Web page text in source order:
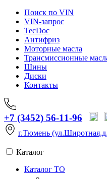
Поиск по VIN
VIN-запрос
TecDoc
Антифриз
Моторные масла
Трансмиссионные
Шины
Диски
Контакты
+7 (3452) 56-11-96
г.Тюмень
Каталог
Каталог ТО